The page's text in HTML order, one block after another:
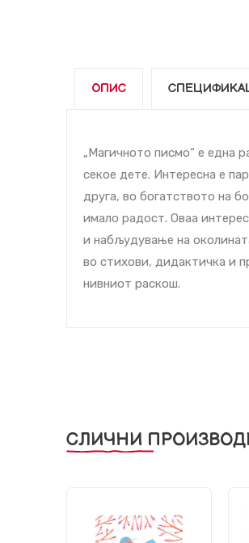
ОПИС
„Магичното писмо“ е една
секое дете. Интересна е
друга, во богатството на
имало радост. Оваа
и набљудување на
во стихови, дидактичка и
нивниот раскош.
СЛИЧНИ